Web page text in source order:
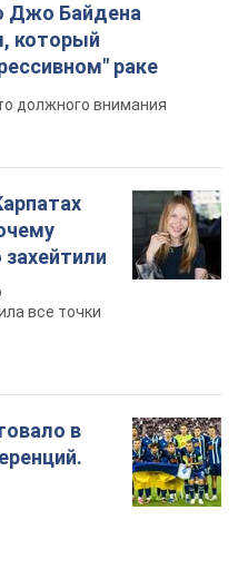
Джо Байдена
который
раке
должного внимания
все точки
в